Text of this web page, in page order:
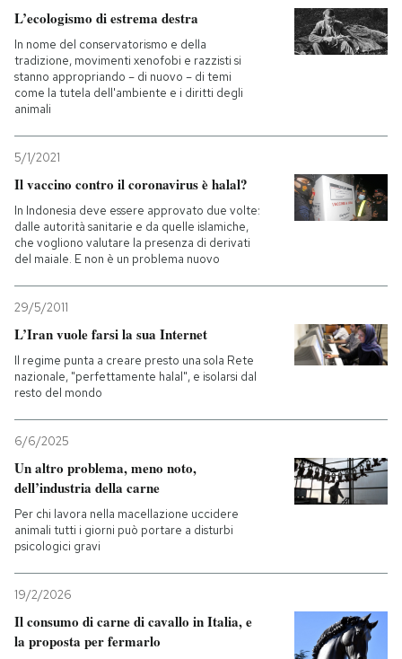
L’ecologismo di estrema destra
In nome del conservatorismo e della
tradizione, movimenti xenofobi e razzisti si
stanno appropriando – di nuovo – di temi
come la tutela dell'ambiente e i diritti degli
animali
5/1/2021
Il vaccino contro il coronavirus è halal?
In Indonesia deve essere approvato due volte:
dalle autorità sanitarie e da quelle islamiche,
che vogliono valutare la presenza di derivati
del maiale. E non è un problema nuovo
29/5/2011
L’Iran vuole farsi la sua Internet
Il regime punta a creare presto una sola Rete
nazionale, "perfettamente halal", e isolarsi dal
resto del mondo
6/6/2025
Un altro problema, meno noto,
dell’industria della carne
Per chi lavora nella macellazione uccidere
animali tutti i giorni può portare a disturbi
psicologici gravi
19/2/2026
Il consumo di carne di cavallo in Italia, e
la proposta per fermarlo